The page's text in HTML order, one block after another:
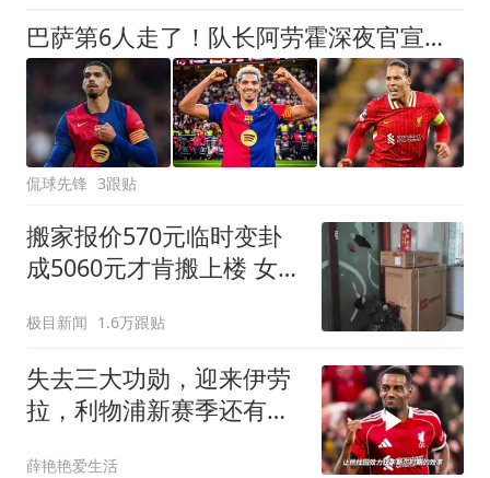
巴萨第6人走了！队长阿劳霍深夜官宣离队，1600万年薪租借利物浦
侃球先锋 3跟贴
搬家报价570元临时变卦
成5060元才肯搬上楼 女子
极目新闻 1.6万跟贴
失去三大功勋，迎来伊劳
拉，利物浦新赛季还有多
薛艳艳爱生活